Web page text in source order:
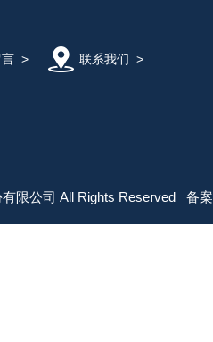
> 联系我们 >
限公司 All Rights Reserved 备